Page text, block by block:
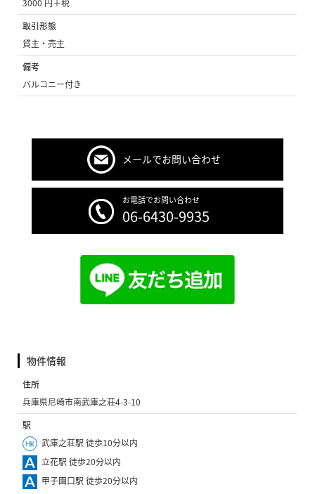
3000 円＋税
取引形態
貸主・売主
備考
バルコニー付き
メールでお問い合わせ
お電話でお問い合わせ
06-6430-9935
物件情報
住所
兵庫県尼崎市南武庫之荘4-3-10
駅
武庫之荘駅 徒歩10分以内
立花駅 徒歩20分以内
甲子園口駅 徒歩20分以内